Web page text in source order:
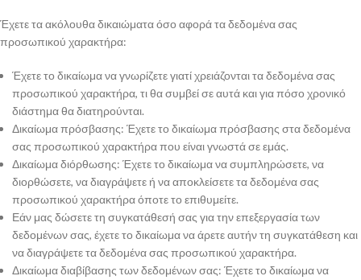
Έχετε τα ακόλουθα δικαιώματα όσο αφορά τα δεδομένα σας
προσωπικού χαρακτήρα:
Έχετε το δικαίωμα να γνωρίζετε γιατί χρειάζονται τα δεδομένα σας
προσωπικού χαρακτήρα, τι θα συμβεί σε αυτά και για πόσο χρονικό
διάστημα θα διατηρούνται.
Δικαίωμα πρόσβασης: Έχετε το δικαίωμα πρόσβασης στα δεδομένα
σας προσωπικού χαρακτήρα που είναι γνωστά σε εμάς.
Δικαίωμα διόρθωσης: Έχετε το δικαίωμα να συμπληρώσετε, να
διορθώσετε, να διαγράψετε ή να αποκλείσετε τα δεδομένα σας
προσωπικού χαρακτήρα όποτε το επιθυμείτε.
Εάν μας δώσετε τη συγκατάθεσή σας για την επεξεργασία των
δεδομένων σας, έχετε το δικαίωμα να άρετε αυτήν τη συγκατάθεση και
να διαγράψετε τα δεδομένα σας προσωπικού χαρακτήρα.
Δικαίωμα διαβίβασης των δεδομένων σας: Έχετε το δικαίωμα να